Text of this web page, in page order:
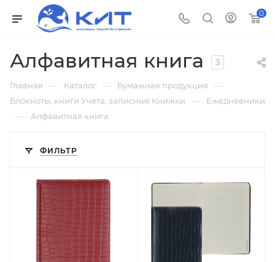
0
Алфавитная книга 3
Главная — Каталог — Бумажная продукция —
Блокноты, книги Учёта, записные Книжки — Ежедневники
— Алфавитная книга
ФИЛЬТР